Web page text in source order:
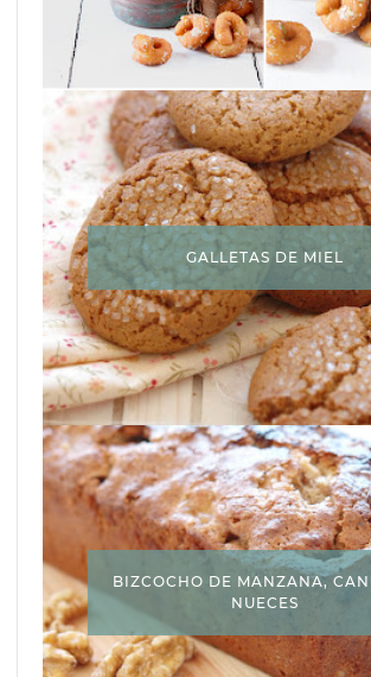
GALLETAS DE MIEL
BIZCOCHO DE MANZANA,
NUECES